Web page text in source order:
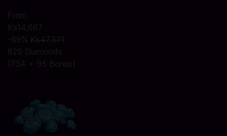
From
Ks14,667
-69% Ks47,571
829 Diamonds
(734 + 95 Bonus)